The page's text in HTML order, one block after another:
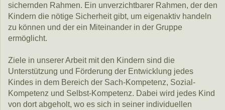
sichernden Rahmen. Ein unverzichtbarer Rahmen, der den
Kindern die nötige Sicherheit gibt, um eigenaktiv handeln
zu können und der ein Miteinander in der Gruppe
ermöglicht.
Ziele in unserer Arbeit mit den Kindern sind die
Unterstützung und Förderung der Entwicklung jedes
Kindes in dem Bereich der Sach-Kompetenz, Sozial-
Kompetenz und Selbst-Kompetenz. Dabei wird jedes Kind
von dort abgeholt, wo es sich in seiner individuellen